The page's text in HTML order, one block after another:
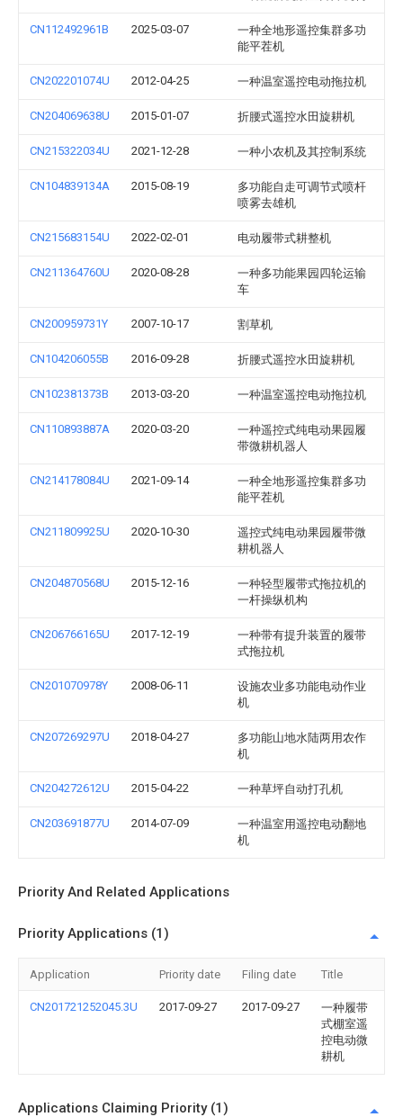
CN112492961B 2025-03-07
一种全地形遥控集群多功
能平茬机
CN202201074U 2012-04-25 一种温室遥控电动拖拉机
CN204069638U 2015-01-07 折腰式遥控水田旋耕机
CN215322034U 2021-12-28 一种小农机及其控制系统
CN104839134A 2015-08-19
多功能自走可调节式喷杆
喷雾去雄机
CN215683154U 2022-02-01 电动履带式耕整机
CN211364760U 2020-08-28
一种多功能果园四轮运输
车
CN200959731Y 2007-10-17 割草机
CN104206055B 2016-09-28 折腰式遥控水田旋耕机
CN102381373B 2013-03-20 一种温室遥控电动拖拉机
CN110893887A 2020-03-20
一种遥控式纯电动果园履
带微耕机器人
CN214178084U 2021-09-14
一种全地形遥控集群多功
能平茬机
CN211809925U 2020-10-30
遥控式纯电动果园履带微
耕机器人
CN204870568U 2015-12-16
一种轻型履带式拖拉机的
一杆操纵机构
CN206766165U 2017-12-19
一种带有提升装置的履带
式拖拉机
CN201070978Y 2008-06-11
设施农业多功能电动作业
机
CN207269297U 2018-04-27
多功能山地水陆两用农作
机
CN204272612U 2015-04-22 一种草坪自动打孔机
CN203691877U 2014-07-09
一种温室用遥控电动翻地
机
Priority And Related Applications
Priority Applications (1)
Application Priority date Filing date Title
CN201721252045.3U 2017-09-27 2017-09-27
一种履带
式棚室遥
控电动微
耕机
Applications Claiming Priority (1)